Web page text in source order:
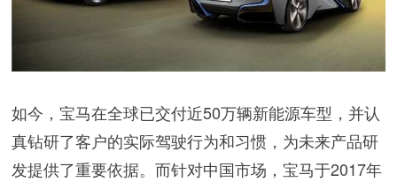
如今，宝马在全球已交付近50万辆新能源车型，并认
真钻研了客户的实际驾驶行为和习惯，为未来产品研
发提供了重要依据。而针对中国市场，宝马于2017年